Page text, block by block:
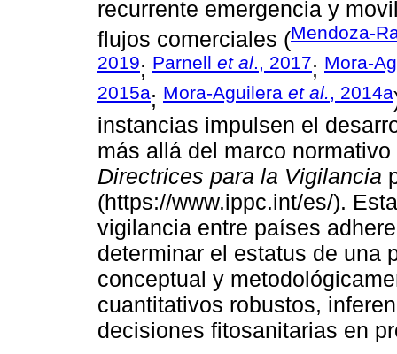
recurrente emergencia y
flujos comerciales (Mendoza-
2019; Parnell et al., 2017; Mora-
2015a; Mora-Aguilera et al., 2014a
instancias impulsen el
más allá del marco
Directrices para la Vigilancia
(https://www.ippc.int/es/).
vigilancia entre países
determinar el estatus de una
conceptual y
cuantitativos robustos,
decisiones fitosanitarias en